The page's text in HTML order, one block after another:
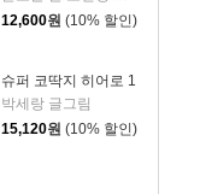
12,600원 (10% 할인)
슈퍼 코딱지 히어로 1
박세랑 글그림
15,120원 (10% 할인)